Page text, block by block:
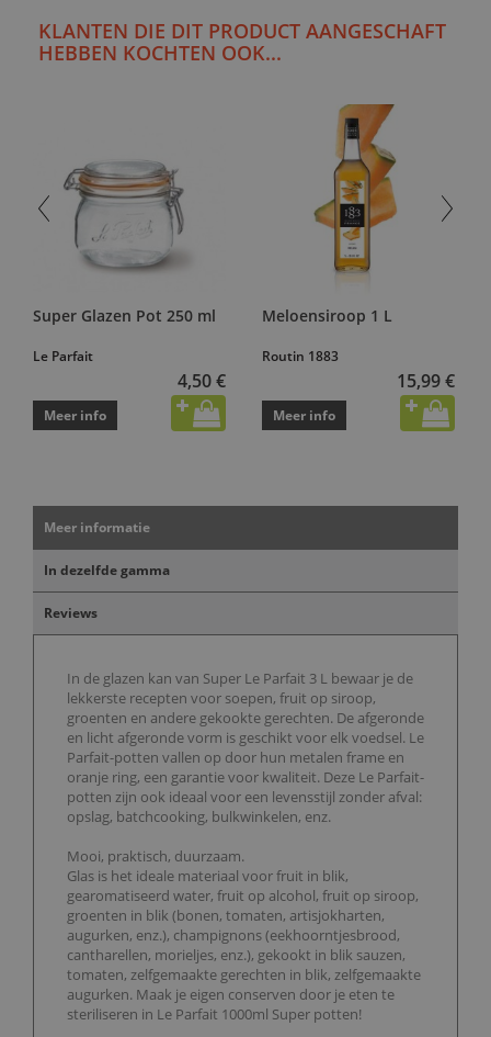
KLANTEN DIE DIT PRODUCT AANGESCHAFT
HEBBEN KOCHTEN OOK...
Super Glazen Pot 250 ml
Le Parfait
4,50 €
Meer info
Meloensiroop 1 L
Routin 1883
15,99 €
Meer info
Meer informatie
In dezelfde gamma
Reviews
In de glazen kan van Super Le Parfait 3 L bewaar je de
lekkerste recepten voor soepen, fruit op siroop,
groenten en andere gekookte gerechten. De afgeronde
en licht afgeronde vorm is geschikt voor elk voedsel. Le
Parfait-potten vallen op door hun metalen frame en
oranje ring, een garantie voor kwaliteit. Deze Le Parfait-
potten zijn ook ideaal voor een levensstijl zonder afval:
opslag, batchcooking, bulkwinkelen, enz.
Mooi, praktisch, duurzaam.
Glas is het ideale materiaal voor fruit in blik,
gearomatiseerd water, fruit op alcohol, fruit op siroop,
groenten in blik (bonen, tomaten, artisjokharten,
augurken, enz.), champignons (eekhoorntjesbrood,
cantharellen, morieljes, enz.), gekookt in blik sauzen,
tomaten, zelfgemaakte gerechten in blik, zelfgemaakte
augurken. Maak je eigen conserven door je eten te
steriliseren in Le Parfait 1000ml Super potten!